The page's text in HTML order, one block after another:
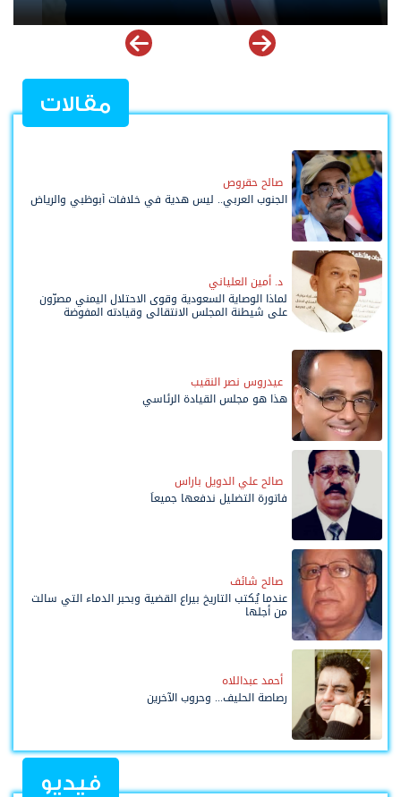
مقالات
صالح حقروص
الجنوب العربي.. ليس هدية في خلافات أبوظبي والرياض
د. أمين العلياني
لماذا الوصاية السعودية وقوى الاحتلال اليمني مصرّون
على شيطنة المجلس الانتقالي وقيادته المفوضة
عيدروس نصر النقيب
هذا هو مجلس القيادة الرئاسي
صالح علي الدويل باراس
فاتورة التضليل ندفعها جميعاً
صالح شائف
عندما يُكتب التاريخ بيراع القضية وبحبر الدماء التي سالت
من أجلها
أحمد عبداللاه
رصاصة الحليف... وحروب الآخرين
فيديو